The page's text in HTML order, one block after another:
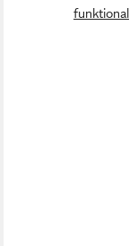
funktional